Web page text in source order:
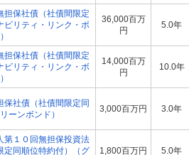
担保社債（社債間限定
ビリティ・リンク・ボ
36,000百万
円
5.0年
担保社債（社債間限定
ビリティ・リンク・ボ
14,000百万
円
10.0年
保社債（社債間限定同
ーンボンド）
3,000百万円 3.0年
第１０回無担保投資法
定同順位特約付）（グ
1,800百万円 5.0年